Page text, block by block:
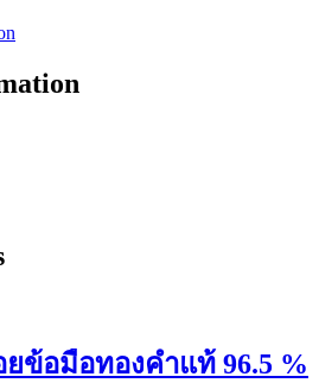
ยข้อมือทองคำแท้ 96.5 %